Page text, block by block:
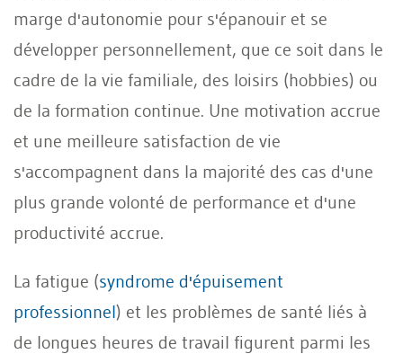
marge d'autonomie pour s'épanouir et se
développer personnellement, que ce soit dans le
cadre de la vie familiale, des loisirs (hobbies) ou
de la formation continue. Une motivation accrue
et une meilleure satisfaction de vie
s'accompagnent dans la majorité des cas d'une
plus grande volonté de performance et d'une
productivité accrue.
La fatigue (syndrome d'épuisement
professionnel) et les problèmes de santé liés à
de longues heures de travail figurent parmi les